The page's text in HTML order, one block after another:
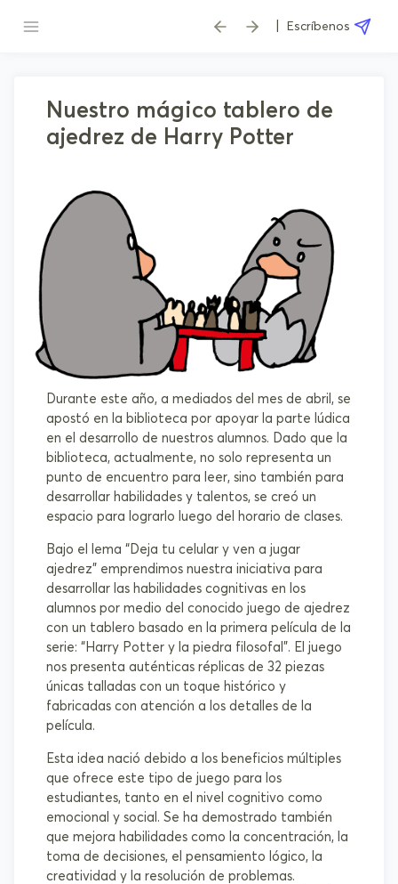
Escríbenos
Nuestro mágico tablero de
ajedrez de Harry Potter
Durante este año, a mediados del mes de abril, se
apostó en la biblioteca por apoyar la parte lúdica
en el desarrollo de nuestros alumnos. Dado que la
biblioteca, actualmente, no solo representa un
punto de encuentro para leer, sino también para
desarrollar habilidades y talentos, se creó un
espacio para lograrlo luego del horario de clases.
Bajo el lema “Deja tu celular y ven a jugar
ajedrez” emprendimos nuestra iniciativa para
desarrollar las habilidades cognitivas en los
alumnos por medio del conocido juego de ajedrez
con un tablero basado en la primera película de la
serie: “Harry Potter y la piedra filosofal”. El juego
nos presenta auténticas réplicas de 32 piezas
únicas talladas con un toque histórico y
fabricadas con atención a los detalles de la
película.
Esta idea nació debido a los beneficios múltiples
que ofrece este tipo de juego para los
estudiantes, tanto en el nivel cognitivo como
emocional y social. Se ha demostrado también
que mejora habilidades como la concentración, la
toma de decisiones, el pensamiento lógico, la
creatividad y la resolución de problemas.